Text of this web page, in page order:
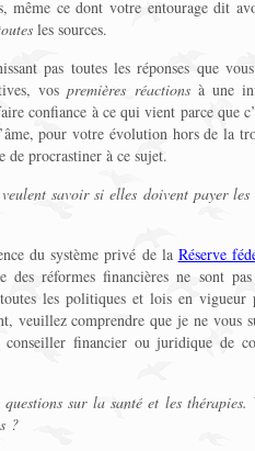
même ce dont votre entourage dit
les sources.
pas toutes les réponses que
vospremières réactionsà une
confiance à ce qui vient parce que
pour votre évolution hors de la
de procrastiner à ce sujet.
savoir si elles doivent payer
du système privé de la Réserve
des réformes financières ne sont
les politiques et lois en
veuillez comprendre que je ne vous
conseiller financier ou juridique
questions sur la santé et les
?